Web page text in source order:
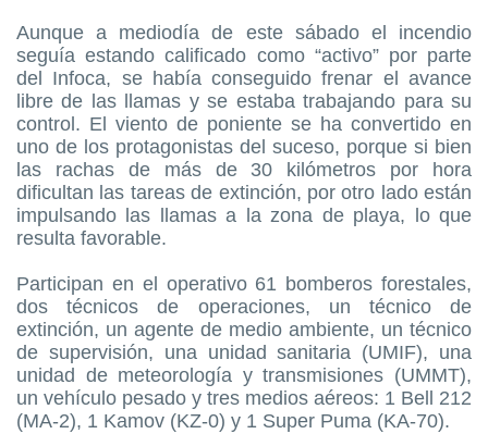
Aunque a mediodía de este sábado el incendio
seguía estando calificado como “activo” por parte
del Infoca, se había conseguido frenar el avance
libre de las llamas y se estaba trabajando para su
control. El viento de poniente se ha convertido en
uno de los protagonistas del suceso, porque si bien
las rachas de más de 30 kilómetros por hora
dificultan las tareas de extinción, por otro lado están
impulsando las llamas a la zona de playa, lo que
resulta favorable.
Participan en el operativo 61 bomberos forestales,
dos técnicos de operaciones, un técnico de
extinción, un agente de medio ambiente, un técnico
de supervisión, una unidad sanitaria (UMIF), una
unidad de meteorología y transmisiones (UMMT),
un vehículo pesado y tres medios aéreos: 1 Bell 212
(MA-2), 1 Kamov (KZ-0) y 1 Super Puma (KA-70).